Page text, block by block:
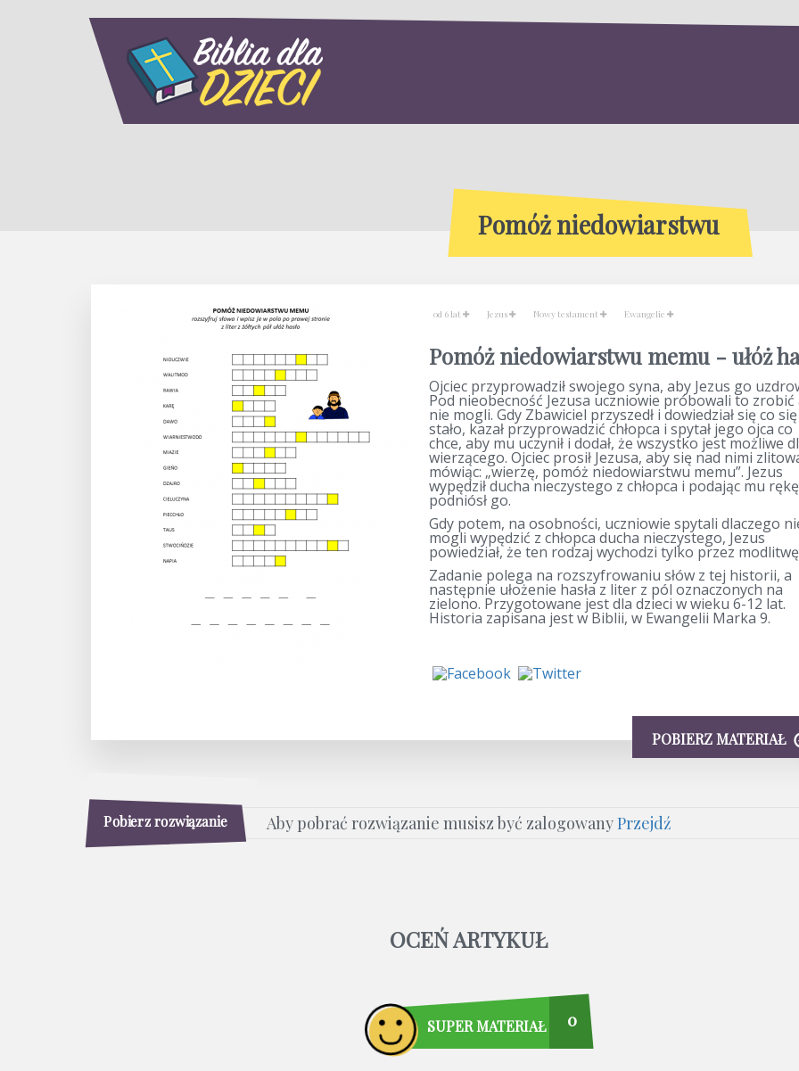
Pomóż niedowiarstwu
od 6 lat Jezus Nowy testament Ewangelie
Pomóż niedowiarstwu memu - ułóż
Ojciec przyprowadził swojego syna, aby Jezus go
Pod nieobecność Jezusa uczniowie próbowali to zrobić
nie mogli. Gdy Zbawiciel przyszedł i dowiedział się co się
stało, kazał przyprowadzić chłopca i spytał jego ojca co
chce, aby mu uczynił i dodał, że wszystko jest możliwe
wierzącego. Ojciec prosił Jezusa, aby się nad nimi
mówiąc: „wierzę, pomóż niedowiarstwu memu”. Jezus
wypędził ducha nieczystego z chłopca i podając mu
podniósł go.
Gdy potem, na osobności, uczniowie spytali dlaczego
mogli wypędzić z chłopca ducha nieczystego, Jezus
powiedział, że ten rodzaj wychodzi tylko przez
Zadanie polega na rozszyfrowaniu słów z tej historii, a
następnie ułożenie hasła z liter z pól oznaczonych na
zielono. Przygotowane jest dla dzieci w wieku 6-12 lat.
Historia zapisana jest w Biblii, w Ewangelii Marka 9.
POBIERZ MATERIAŁ
Pobierz rozwiązanie Aby pobrać rozwiązanie musisz być zalogowanyPrzejdź
OCEŃ ARTYKUŁ
SUPER MATERIAŁ 0